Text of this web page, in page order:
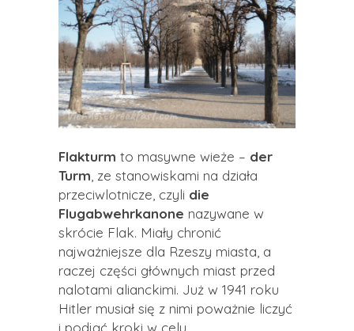
Flakturm to masywne wieże – der
Turm, ze stanowiskami na działa
przeciwlotnicze, czyli die
Flugabwehrkanone nazywane w
skrócie Flak. Miały chronić
najważniejsze dla Rzeszy miasta, a
raczej części głównych miast przed
nalotami alianckimi. Już w 1941 roku
Hitler musiał się z nimi poważnie liczyć